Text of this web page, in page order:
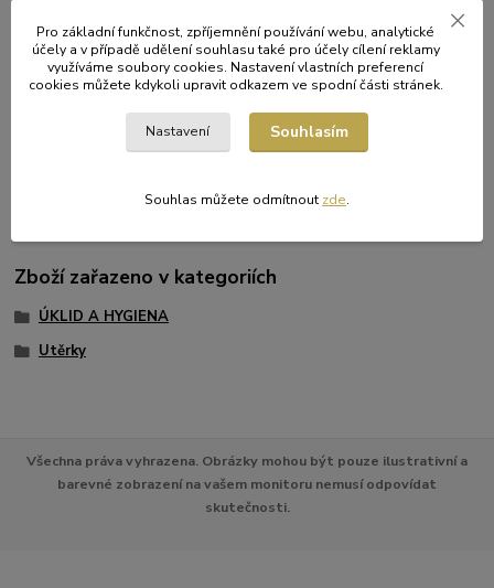
tuků, lze je používat opakovaně (namáčet, sušit), bez ztráty
vlastností.
Utěrky je možné tahat zevnitř nebo odmotávat.
Zboží zařazeno v kategoriích
ÚKLID A HYGIENA
Utěrky
Všechna práva vyhrazena. Obrázky mohou být pouze ilustrativní a
barevné zobrazení na vašem monitoru nemusí odpovídat
skutečnosti.
Pro základní funkčnost, zpříjemnění používání webu, analytické
účely a v případě udělení souhlasu také pro účely cílení reklamy
využíváme soubory cookies. Nastavení vlastních preferencí
cookies můžete kdykoli upravit odkazem ve spodní části stránek.
Nastavení Souhlasím
Souhlas můžete odmítnout zde.